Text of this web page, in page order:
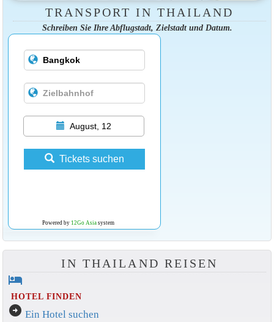
TRANSPORT IN THAILAND
Schreiben Sie Ihre Abflugstadt, Zielstadt und Datum.
August, 12
Tickets suchen
Powered by 12Go Asiasystem
IN THAILAND REISEN
hotel
HOTEL FINDEN
arrow_circle_right Ein Hotel suchen